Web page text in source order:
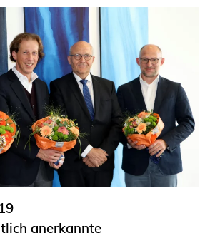
anerkannte